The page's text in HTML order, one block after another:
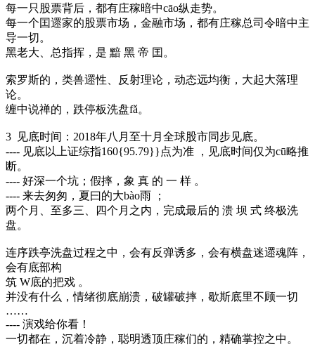
每一只股票背后，都有庄稼暗中cāo纵走势。
每一个囯遝家的股票市场，金融市场，都有庄稼总司令暗中主
导一切。
黑老大、总指挥，是 黯 黑 帝 囯。
索罗斯的，类兽遝性、反射理论，动态远均衡，大起大落理
论。
缠中说禅的，跌停板洗盘fǎ。
3 见底时间：2018年八月至十月全球股市同步见底。
---- 见底以上证综指160{95.79}}点为准 ，见底时间仅为cū略推
断。
---- 好深一个坑；假摔，象 真 的 一 样 。
---- 来去匆匆，夏曰的大bào雨 ；
两个月、至多三、四个月之内，完成最后的 溃 坝 式 终极洗
盘。
连序跌亭洗盘过程之中，会有反弹诱多，会有横盘迷遝魂阵，
会有底部构
筑 W底的把戏 。
并没有什么，情绪彻底崩溃，破罐破摔，歇斯底里不顾一切
……
---- 演戏给你看！
一切都在，沉着冷静，聪明透顶庄稼们的，精确掌控之中。